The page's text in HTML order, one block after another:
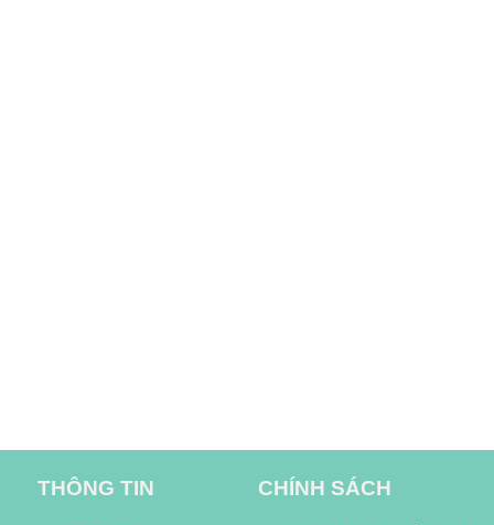
THÔNG TIN CHÍNH SÁCH